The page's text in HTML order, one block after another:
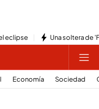
eclipse Una soltera de
Economía Sociedad